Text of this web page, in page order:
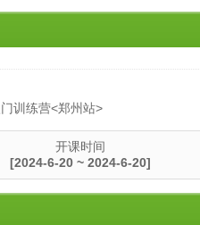
训练营<郑州站>
开课时间
[2024-6-20 ~ 2024-6-20]